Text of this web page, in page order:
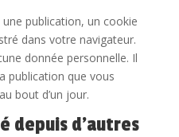
publication, un cookie
dans votre navigateur.
donnée personnelle. Il
publication que vous
bout d’un jour.
depuis d’autres